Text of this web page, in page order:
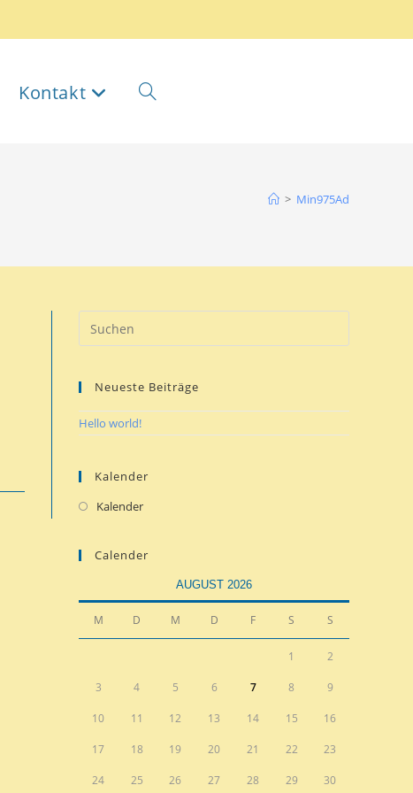
Kontakt
> Min975Ad
Neueste Beiträge
Hello world!
Kalender
Kalender
Calender
AUGUST 2026
M D M D F S S
1 2
3 4 5 6 7 8 9
10 11 12 13 14 15 16
17 18 19 20 21 22 23
24 25 26 27 28 29 30